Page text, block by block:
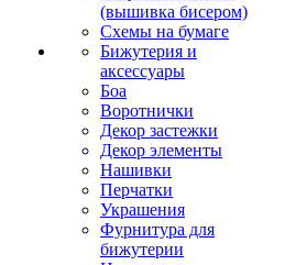
(вышивка бисером)
Схемы на бумаге
Бижутерия и
аксессуары
Боа
Воротнички
Декор застежки
Декор элементы
Нашивки
Перчатки
Украшения
Фурнитура для
бижутерии